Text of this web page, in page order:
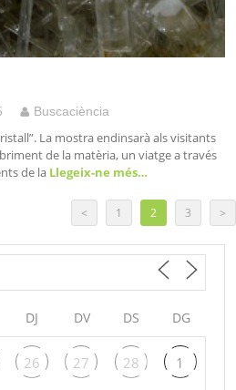
Buscaciència
La mostra endinsarà als visitants
de la matèria, un viatge a través
de la Llegeix-ne més…
< 1 2 3 >
DJ DV DS DG
26 27 28 1